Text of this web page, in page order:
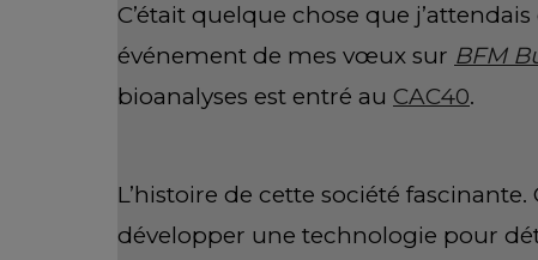
C’était quelque chose que
événement de mes vœux sur BFM
bioanalyses est entré au CAC40.
L’histoire de cette société fascinante.
développer une technologie pour